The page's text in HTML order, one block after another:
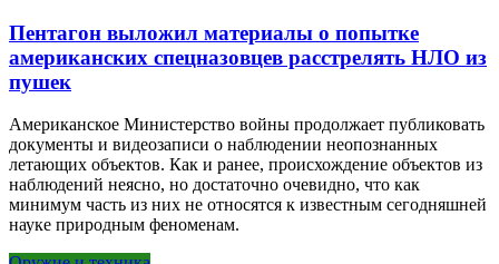
Пентагон выложил материалы о попытке
американских спецназовцев расстрелять НЛО из
пушек
Американское Министерство войны продолжает публиковать
документы и видеозаписи о наблюдении неопознанных
летающих объектов. Как и ранее, происхождение объектов из
наблюдений неясно, но достаточно очевидно, что как
минимум часть из них не относятся к известным сегодняшней
науке природным феноменам.